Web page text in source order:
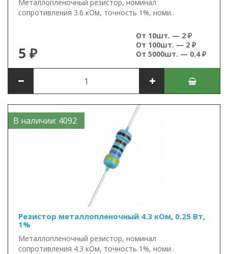
Металлопленочный резистор, номинал
сопротивления 3.6 кОм, точность 1%, номи..
5 ₽
От 10шт. — 2 ₽
От 100шт. — 2 ₽
От 5000шт. — 0.4 ₽
В наличии: 4092
Резистор металлопленочный 4.3 кОм, 0.25 Вт,
1%
Металлопленочный резистор, номинал
сопротивления 4.3 кОм, точность 1%, номи..